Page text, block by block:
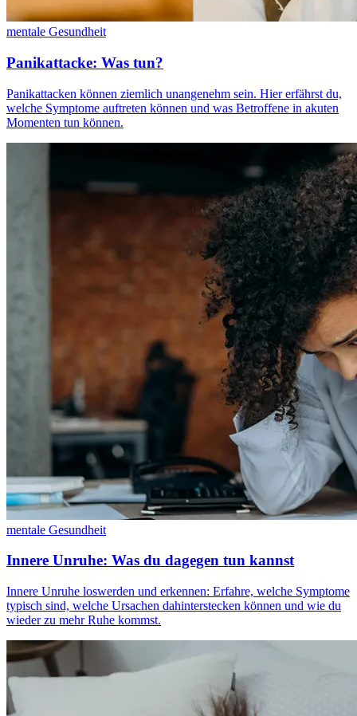
mentale Gesundheit
Panikattacke: Was tun?
Panikattacken können ziemlich unangenehm sein. Hier erfährst du,
welche Symptome auftreten können und was Betroffene in akuten
Momenten tun können.
mentale Gesundheit
Innere Unruhe: Was du dagegen tun kannst
Innere Unruhe loswerden und erkennen: Erfahre, welche Symptome
typisch sind, welche Ursachen dahinterstecken können und wie du
wieder zu mehr Ruhe kommst.